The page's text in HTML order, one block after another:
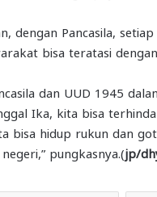
dengan Pancasila,
bisa teratasi
dan UUD 1945
Ika, kita bisa
bisa hidup rukun dan
pungkasnya.(jp/